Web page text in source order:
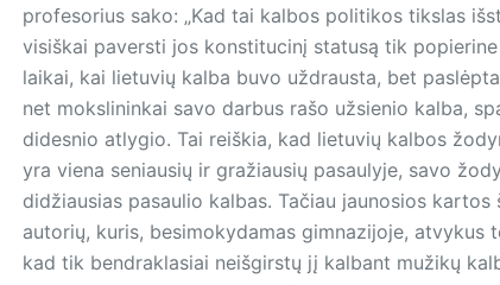
profesorius sako: „Kad tai kalbos politikos tikslas
visiškai paversti jos konstitucinį statusą tik
laikai, kai lietuvių kalba buvo uždrausta, bet
net mokslininkai savo darbus rašo užsienio kalba,
didesnio atlygio. Tai reiškia, kad lietuvių kalbos
yra viena seniausių ir gražiausių pasaulyje, savo
didžiausias pasaulio kalbas. Tačiau jaunosios
autorių, kuris, besimokydamas gimnazijoje,
kad tik bendraklasiai neišgirstų jį kalbant mužikų